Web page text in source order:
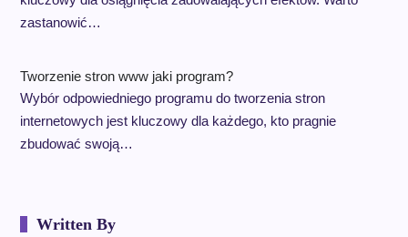
zastanowić…
Tworzenie stron www jaki program?
Wybór odpowiedniego programu do tworzenia stron
internetowych jest kluczowy dla każdego, kto pragnie
zbudować swoją…
Written By